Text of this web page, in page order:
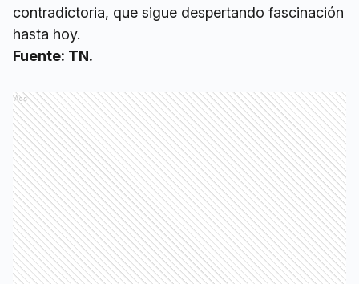
contradictoria, que sigue despertando fascinación
hasta hoy.
Fuente: TN.
Ads